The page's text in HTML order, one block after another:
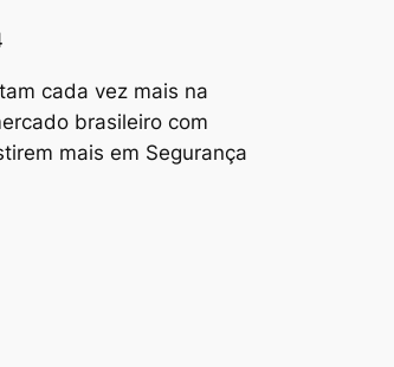
cada vez mais na
brasileiro com
mais em Segurança